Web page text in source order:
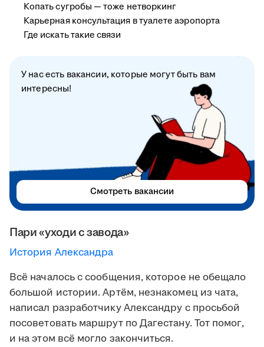
Пари «уходи с завода»
История Александра
Всё началось с сообщения, которое не обещало
большой истории. Артём, незнакомец из чата,
написал разработчику Александру с просьбой
посоветовать маршрут по Дагестану. Тот помог,
и на этом всё могло закончиться.
Копать сугробы — тоже нетворкинг
Карьерная консультация в туалете аэропорта
Где искать такие связи
У нас есть вакансии, которые могут быть вам
интересны!
Смотреть вакансии